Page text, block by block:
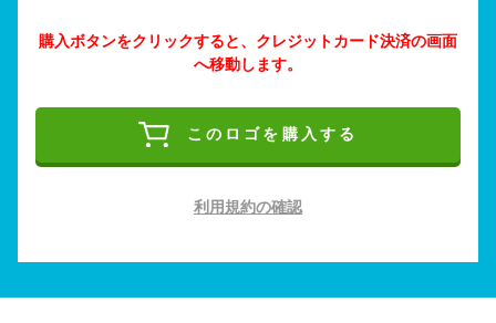
購入ボタンをクリックすると、クレジットカード決済の画面
へ移動します。
このロゴを購入する
利用規約の確認